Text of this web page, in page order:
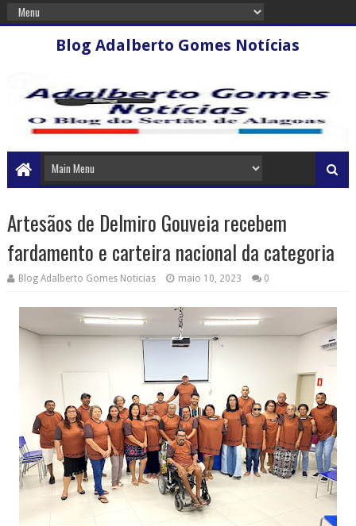
Blog Adalberto Gomes Notícias
Artesãos de Delmiro Gouveia recebem
fardamento e carteira nacional da categoria
Blog Adalberto Gomes Noticias maio 10, 2023 0